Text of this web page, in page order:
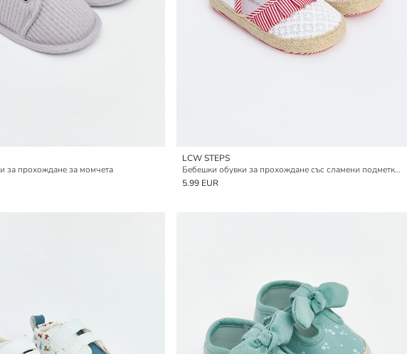
за прохождане за момчета
LCW STEPS
Бебешки обувки за прохождане със сламени подметки за момичета
5.99 EUR